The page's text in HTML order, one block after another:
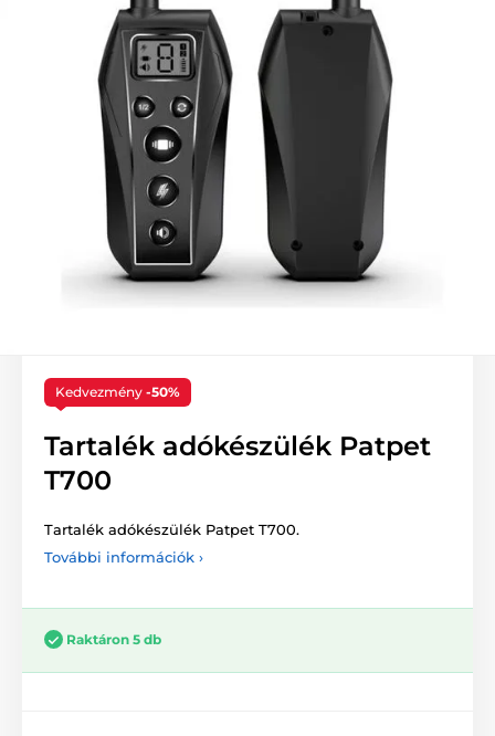
Kedvezmény -50%
Tartalék adókészülék Patpet
T700
Tartalék adókészülék Patpet T700.
További információk ›
Raktáron 5 db